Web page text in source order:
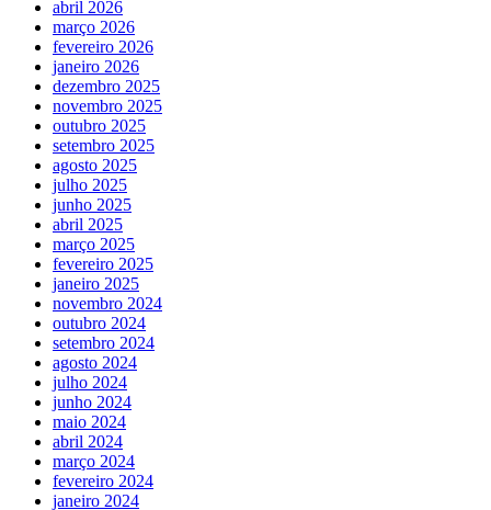
abril 2026
março 2026
fevereiro 2026
janeiro 2026
dezembro 2025
novembro 2025
outubro 2025
setembro 2025
agosto 2025
julho 2025
junho 2025
abril 2025
março 2025
fevereiro 2025
janeiro 2025
novembro 2024
outubro 2024
setembro 2024
agosto 2024
julho 2024
junho 2024
maio 2024
abril 2024
março 2024
fevereiro 2024
janeiro 2024